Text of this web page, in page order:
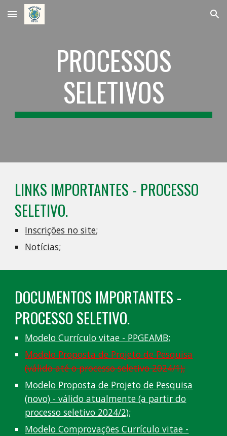
Skip to main content Skip to navigation
PROCESSOS
SELETIVOS
LINKS IMPORTANTES - PROCESSO
SELETIVO.
Inscrições no site;
Notícias;
DOCUMENTOS IMPORTANTES -
PROCESSO SELETIVO.
Modelo Currículo vitae - PPGEAMB;
Modelo Proposta de Projeto de Pesquisa
(válido até o processo seletivo 2024/1);
Modelo Proposta de Projeto de Pesquisa
(novo) - válido atualmente (a partir do
processo seletivo 2024/2);
Modelo Comprovações Currículo vitae -